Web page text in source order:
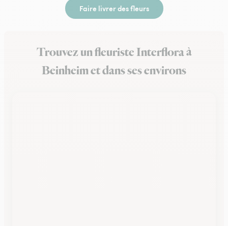
Faire livrer des fleurs
Trouvez un fleuriste Interflora à
Beinheim et dans ses environs